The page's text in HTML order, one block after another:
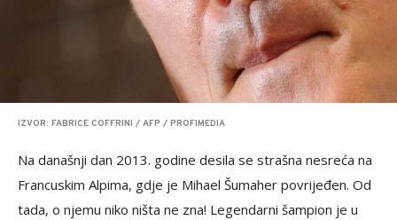
IZVOR: FABRICE COFFRINI / AFP / PROFIMEDIA
Na današnji dan 2013. godine desila se strašna nesreća na
Francuskim Alpima, gdje je Mihael Šumaher povrijeđen. Od
tada, o njemu niko ništa ne zna! Legendarni šampion je u